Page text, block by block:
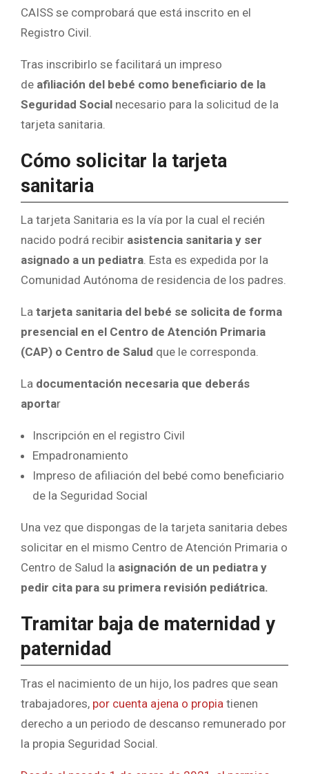
CAISS se comprobará que está inscrito en el
Registro Civil.
Tras inscribirlo se facilitará un impreso
de afiliación del bebé como beneficiario de la
Seguridad Social necesario para la solicitud de la
tarjeta sanitaria.
Cómo solicitar la tarjeta
sanitaria
La tarjeta Sanitaria es la vía por la cual el recién
nacido podrá recibir asistencia sanitaria y ser
asignado a un pediatra. Esta es expedida por la
Comunidad Autónoma de residencia de los padres.
La tarjeta sanitaria del bebé se solicita de forma
presencial en el Centro de Atención Primaria
(CAP) o Centro de Salud que le corresponda.
La documentación necesaria que deberás
aportar
Inscripción en el registro Civil
Empadronamiento
Impreso de afiliación del bebé como beneficiario
de la Seguridad Social
Una vez que dispongas de la tarjeta sanitaria debes
solicitar en el mismo Centro de Atención Primaria o
Centro de Salud la asignación de un pediatra y
pedir cita para su primera revisión pediátrica.
Tramitar baja de maternidad y
paternidad
Tras el nacimiento de un hijo, los padres que sean
trabajadores, por cuenta ajena o propia tienen
derecho a un periodo de descanso remunerado por
la propia Seguridad Social.